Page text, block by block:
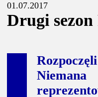
01.07.2017
Drugi sezon